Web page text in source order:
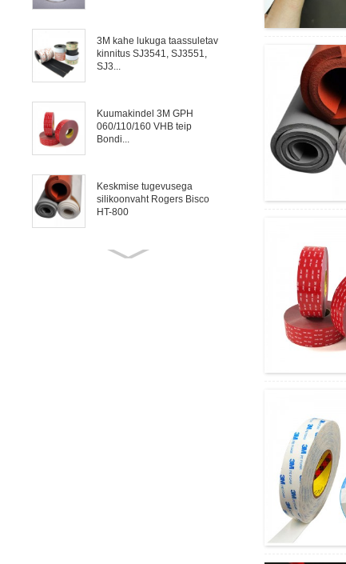
3M kahe lukuga taassuletav
kinnitus SJ3541, SJ3551,
SJ3...
Kuumakindel 3M GPH
060/110/160 VHB teip
Bondi...
Keskmise tugevusega
silikoonvaht Rogers Bisco
HT-800